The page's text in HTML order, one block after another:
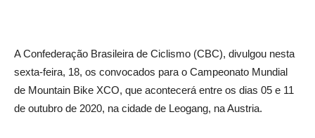
A Confederação Brasileira de Ciclismo (CBC), divulgou nesta
sexta-feira, 18, os convocados para o Campeonato Mundial
de Mountain Bike XCO, que acontecerá entre os dias 05 e 11
de outubro de 2020, na cidade de Leogang, na Austria.